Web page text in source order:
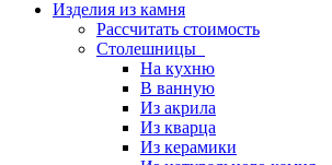
Изделия из камня
Рассчитать стоимость
Столешницы
На кухню
В ванную
Из акрила
Из кварца
Из керамики